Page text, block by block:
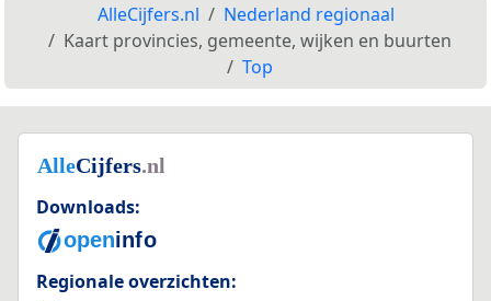
AlleCijfers.nl
Nederland regionaal
Kaart provincies, gemeente, wijken en buurten
Top
Downloads:
Regionale overzichten: